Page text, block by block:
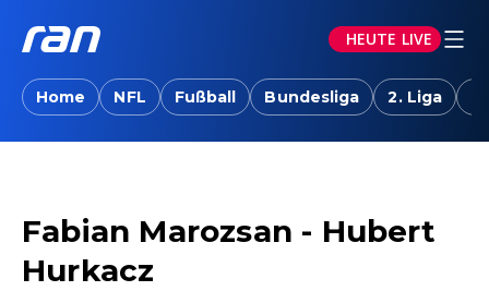
HEUTE LIVE
Home NFL Fußball Bundesliga 2. Liga
Fabian Marozsan - Hubert
Hurkacz